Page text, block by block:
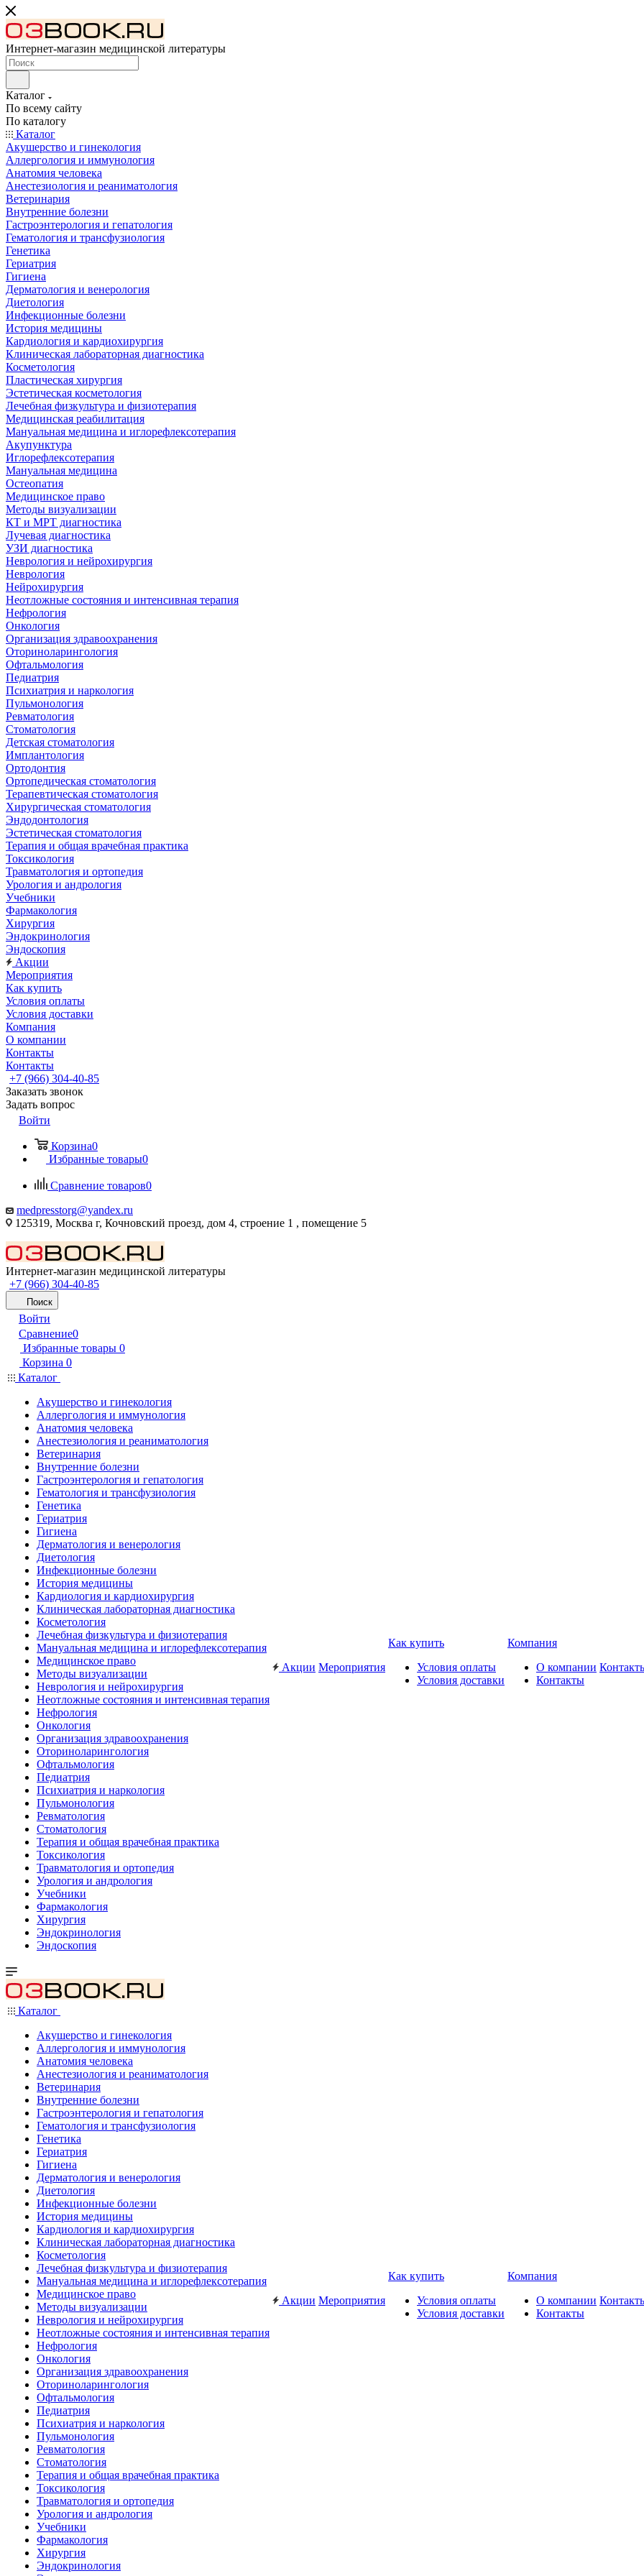
Интернет-магазин медицинской литературы
Каталог
По всему сайту
По каталогу
Каталог
Акушерство и гинекология
Аллергология и иммунология
Анатомия человека
Анестезиология и реаниматология
Ветеринария
Внутренние болезни
Гастроэнтерология и гепатология
Гематология и трансфузиология
Генетика
Гериатрия
Гигиена
Дерматология и венерология
Диетология
Инфекционные болезни
История медицины
Кардиология и кардиохирургия
Клиническая лабораторная диагностика
Косметология
Пластическая хирургия
Эстетическая косметология
Лечебная физкультура и физиотерапия
Медицинская реабилитация
Мануальная медицина и иглорефлексотерапия
Акупунктура
Иглорефлексотерапия
Мануальная медицина
Остеопатия
Медицинское право
Методы визуализации
КТ и МРТ диагностика
Лучевая диагностика
УЗИ диагностика
Неврология и нейрохирургия
Неврология
Нейрохирургия
Неотложные состояния и интенсивная терапия
Нефрология
Онкология
Организация здравоохранения
Оториноларингология
Офтальмология
Педиатрия
Психиатрия и наркология
Пульмонология
Ревматология
Стоматология
Детская стоматология
Имплантология
Ортодонтия
Ортопедическая стоматология
Терапевтическая стоматология
Хирургическая стоматология
Эндодонтология
Эстетическая стоматология
Терапия и общая врачебная практика
Токсикология
Травматология и ортопедия
Урология и андрология
Учебники
Фармакология
Хирургия
Эндокринология
Эндоскопия
Акции
Мероприятия
Как купить
Условия оплаты
Условия доставки
Компания
О компании
Контакты
Контакты
+7 (966) 304-40-85
Заказать звонок
Задать вопрос
Войти
Корзина0
Избранные товары0
Сравнение товаров0
medpresstorg@yandex.ru
125319, Москва г, Кочновский проезд, дом 4, строение 1 , помещение 5
Интернет-магазин медицинской литературы
+7 (966) 304-40-85
Поиск
Войти
Сравнение0
Избранные товары 0
Корзина 0
Каталог
Акушерство и гинекология
Аллергология и иммунология
Анатомия человека
Анестезиология и реаниматология
Ветеринария
Внутренние болезни
Гастроэнтерология и гепатология
Гематология и трансфузиология
Генетика
Гериатрия
Гигиена
Дерматология и венерология
Диетология
Инфекционные болезни
История медицины
Кардиология и кардиохирургия
Клиническая лабораторная диагностика
Косметология
Лечебная физкультура и физиотерапия
Мануальная медицина и иглорефлексотерапия
Медицинское право
Методы визуализации
Неврология и нейрохирургия
Неотложные состояния и интенсивная терапия
Нефрология
Онкология
Организация здравоохранения
Оториноларингология
Офтальмология
Педиатрия
Психиатрия и наркология
Пульмонология
Ревматология
Стоматология
Терапия и общая врачебная практика
Токсикология
Травматология и ортопедия
Урология и андрология
Учебники
Фармакология
Хирургия
Эндокринология
Эндоскопия
Акции Мероприятия
Как купить
Условия оплаты
Условия доставки
Компания
О компании
Контакты
Каталог
Акушерство и гинекология
Аллергология и иммунология
Анатомия человека
Анестезиология и реаниматология
Ветеринария
Внутренние болезни
Гастроэнтерология и гепатология
Гематология и трансфузиология
Генетика
Гериатрия
Гигиена
Дерматология и венерология
Диетология
Инфекционные болезни
История медицины
Кардиология и кардиохирургия
Клиническая лабораторная диагностика
Косметология
Лечебная физкультура и физиотерапия
Мануальная медицина и иглорефлексотерапия
Медицинское право
Методы визуализации
Неврология и нейрохирургия
Неотложные состояния и интенсивная терапия
Нефрология
Онкология
Организация здравоохранения
Оториноларингология
Офтальмология
Педиатрия
Психиатрия и наркология
Пульмонология
Ревматология
Стоматология
Терапия и общая врачебная практика
Токсикология
Травматология и ортопедия
Урология и андрология
Учебники
Фармакология
Хирургия
Эндокринология
Акции Мероприятия
Как купить
Условия оплаты
Условия доставки
Компания
О компании
Контакты